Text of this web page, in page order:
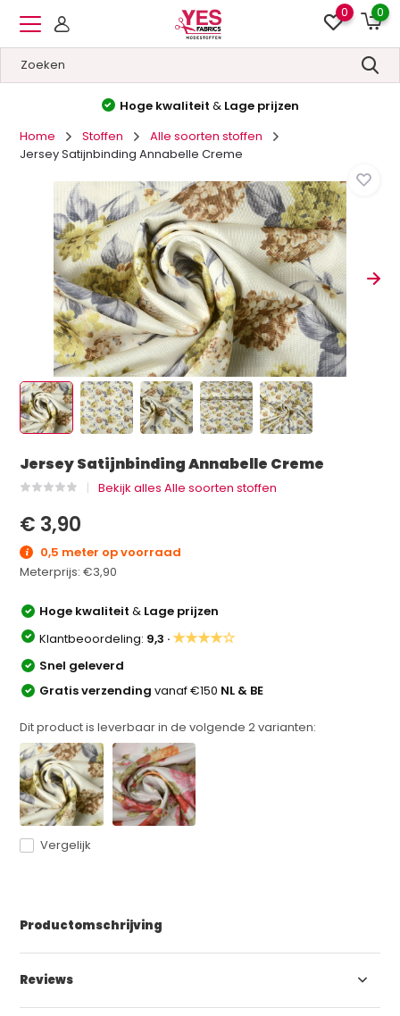
0 0
Hoge kwaliteit & Lage prijzen
Home
Stoffen
Alle soorten stoffen
Jersey Satijnbinding Annabelle Creme
Jersey Satijnbinding Annabelle Creme
Bekijk alles Alle soorten stoffen
€ 3,90
0,5 meter op voorraad
Meterprijs:€3,90
Hoge kwaliteit& Lage prijzen
Klantbeoordeling: 9,3 ·★★★★☆
Snel geleverd
Gratis verzendingvanaf €150 NL & BE
Dit product is leverbaar in de volgende2varianten:
Vergelijk
Productomschrijving
Reviews